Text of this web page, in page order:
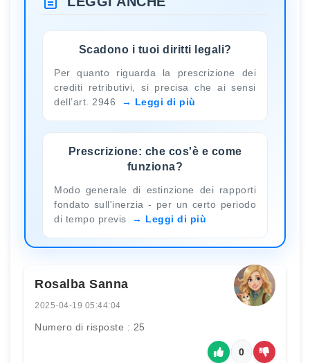
Scadono i tuoi diritti legali?
Per quanto riguarda la prescrizione dei
crediti retributivi, si precisa che ai sensi
dell’art. 2946
Leggi di più
Prescrizione: che cos'è e come
funziona?
Modo generale di estinzione dei rapporti
fondato sull'inerzia - per un certo periodo
di tempo previs
Leggi di più
Rosalba Sanna
2025-04-19 05:44:04
Numero di risposte : 25
0